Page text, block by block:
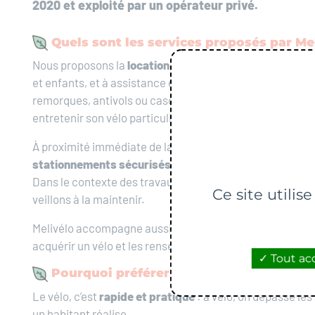
2020 et exploité par un opérateur privé.
Quels sont les services proposés par
Nous proposons la location courte ou longue durée
et enfants, et à assistance électrique, ainsi que des
remorques, antivols ou casques). Il est également
entretenir son vélo particulier.
À proximité immédiate de la gare de Melun, nous
stationnements sécurisés, accessibles avec un badge
Dans le contexte des travaux de la gare, cette offre sera
veillons à la maintenir.
Melivélo accompagne aussi les habitants de
acquérir un vélo et les renseigne sur notre offre de
Pourquoi préférer l’usage d’un vélo ?
Le vélo, c’est rapide et pratique: à vélo, on dépasse
Ce site
Tout